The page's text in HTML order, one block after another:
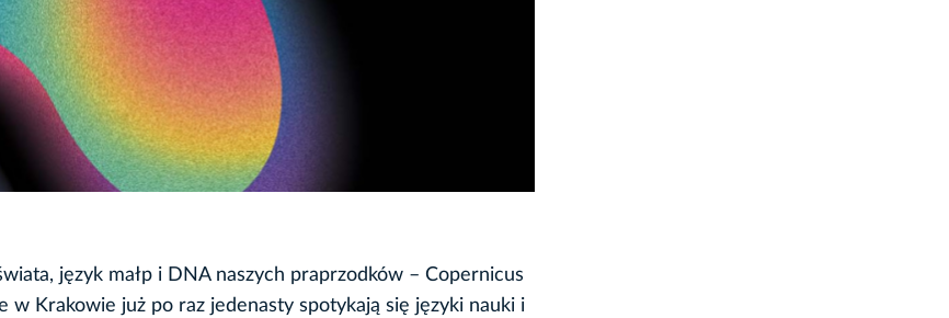
język małp i DNA naszych praprzodków – Copernicus
w Krakowie już po raz jedenasty spotykają się języki nauki i